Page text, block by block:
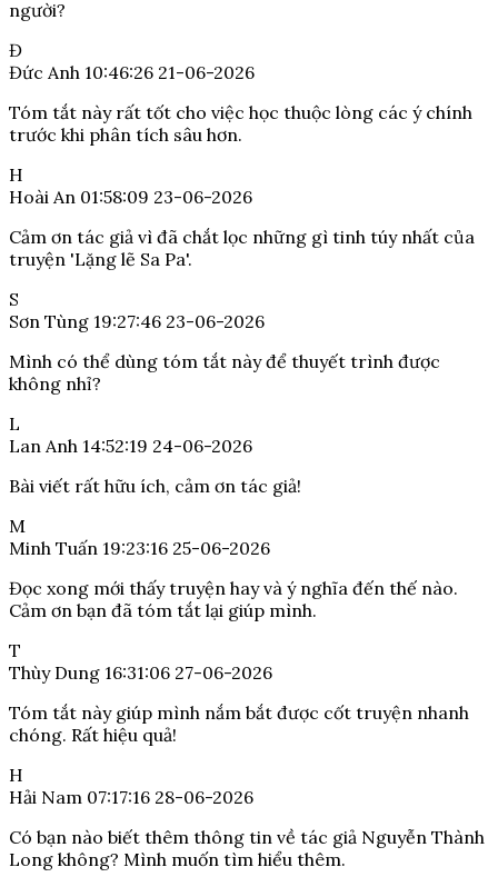
người?
Đ
Đức Anh 10:46:26 21-06-2026
Tóm tắt này rất tốt cho việc học thuộc lòng các ý chính
trước khi phân tích sâu hơn.
H
Hoài An 01:58:09 23-06-2026
Cảm ơn tác giả vì đã chắt lọc những gì tinh túy nhất của
truyện 'Lặng lẽ Sa Pa'.
S
Sơn Tùng 19:27:46 23-06-2026
Mình có thể dùng tóm tắt này để thuyết trình được
không nhỉ?
L
Lan Anh 14:52:19 24-06-2026
Bài viết rất hữu ích, cảm ơn tác giả!
M
Minh Tuấn 19:23:16 25-06-2026
Đọc xong mới thấy truyện hay và ý nghĩa đến thế nào.
Cảm ơn bạn đã tóm tắt lại giúp mình.
T
Thùy Dung 16:31:06 27-06-2026
Tóm tắt này giúp mình nắm bắt được cốt truyện nhanh
chóng. Rất hiệu quả!
H
Hải Nam 07:17:16 28-06-2026
Có bạn nào biết thêm thông tin về tác giả Nguyễn Thành
Long không? Mình muốn tìm hiểu thêm.